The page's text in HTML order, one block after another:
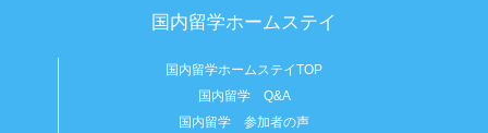
国内留学ホームステイ
国内留学ホームステイTOP
国内留学 Q&A
国内留学 参加者の声